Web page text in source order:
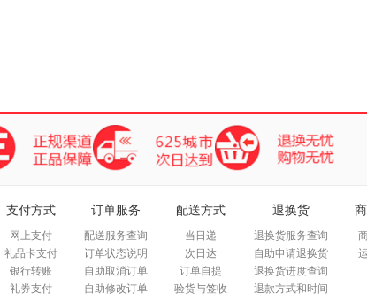
支付方式
网上支付
礼品卡支付
银行转账
礼券支付
订单服务
配送服务查询
订单状态说明
自助取消订单
自助修改订单
配送方式
当日递
次日达
订单自提
验货与签收
退换货
退换货服务查询
自助申请退换货
退换货进度查询
退款方式和时间